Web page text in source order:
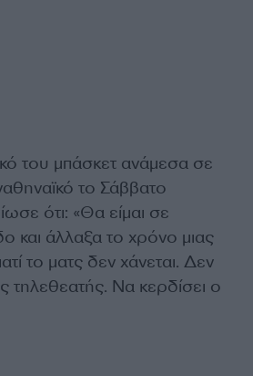
του μπάσκετ ανάμεσα σε
το Σάββατο
ότι: «Θα είμαι σε
και άλλαξα το χρόνο μιας
το ματς δεν χάνεται. Δεν
τηλεθεατής. Να κερδίσει ο